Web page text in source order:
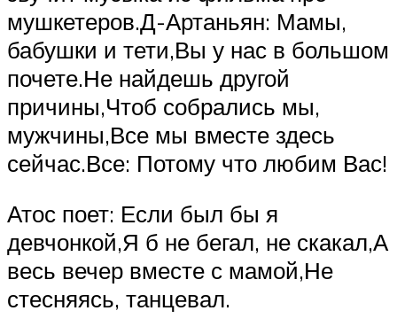
мушкетеров.Д-Артаньян: Мамы,
бабушки и тети,Вы у нас в большом
почете.Не найдешь другой
причины,Чтоб собрались мы,
мужчины,Все мы вместе здесь
сейчас.Все: Потому что любим Вас!
Атос поет: Если был бы я
девчонкой,Я б не бегал, не скакал,А
весь вечер вместе с мамой,Не
стесняясь, танцевал.